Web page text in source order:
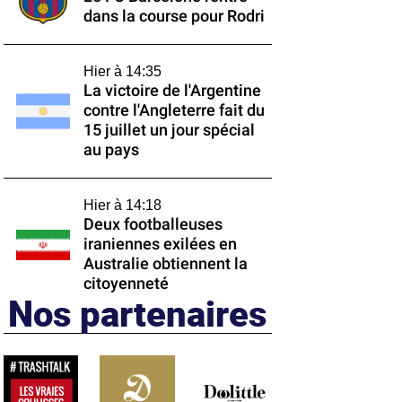
dans la course pour Rodri
Hier à 14:35
La victoire de l'Argentine
contre l'Angleterre fait du
15 juillet un jour spécial
au pays
Hier à 14:18
Deux footballeuses
iraniennes exilées en
Australie obtiennent la
citoyenneté
Nos partenaires